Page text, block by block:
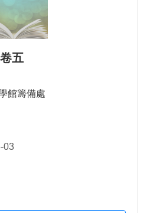
五
館籌備處
03